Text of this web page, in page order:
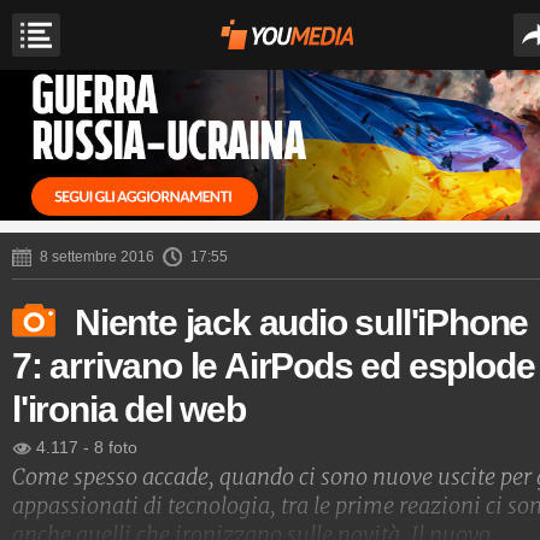
8 settembre 2016 17:55
Niente jack audio sull'iPhone
7: arrivano le AirPods ed esplode
l'ironia del web
4.117 - 8 foto
Come spesso accade, quando ci sono nuove uscite per
appassionati di tecnologia, tra le prime reazioni ci
anche quelli che ironizzano sulle novità. Il nuovo